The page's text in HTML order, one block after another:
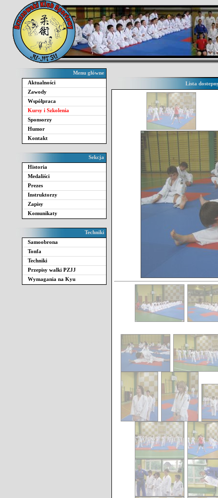
Menu główne
Aktualności
Zawody
Współpraca
Kursy i Szkolenia
Sponsorzy
Humor
Kontakt
Sekcja
Historia
Medaliści
Prezes
Instruktorzy
Zapisy
Komunikaty
Techniki
Samoobrona
Tonfa
Techniki
Przepisy walki PZJJ
Wymagania na Kyu
Lista